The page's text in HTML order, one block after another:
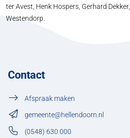
ter Avest, Henk Hospers, Gerhard
Westendorp.
Contact
Afspraak maken
gemeente@hellendoorn.nl
(0548) 630 000